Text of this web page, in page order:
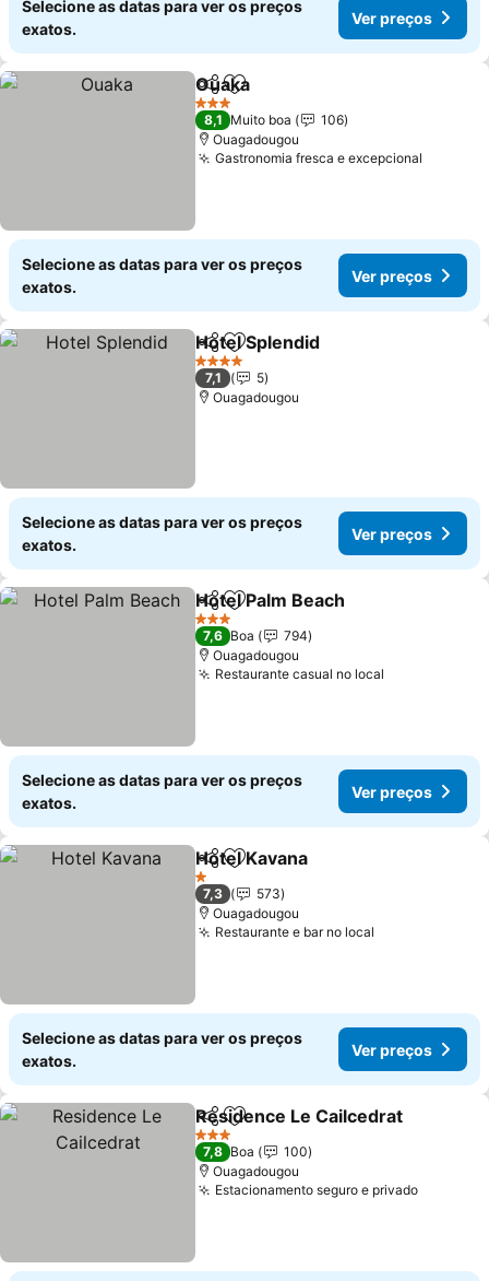
Selecione as datas para ver os preços
exatos.
Ver preços
PartilharAdicionar aos favoritos
Ouaka
3 Estrelas
8,1 Muito boa
106
Ouagadougou
Gastronomia fresca e excepcional
Selecione as datas para ver os preços
exatos.
Ver preços
PartilharAdicionar aos favoritos
Hotel Splendid
4 Estrelas
7,1
5
Ouagadougou
Selecione as datas para ver os preços
exatos.
Ver preços
PartilharAdicionar aos favoritos
Hotel Palm Beach
3 Estrelas
7,6 Boa
794
Ouagadougou
Restaurante casual no local
Selecione as datas para ver os preços
exatos.
Ver preços
PartilharAdicionar aos favoritos
Hotel Kavana
1 Estrelas
7,3
573
Ouagadougou
Restaurante e bar no local
Selecione as datas para ver os preços
exatos.
Ver preços
PartilharAdicionar aos favoritos
Residence Le Cailcedrat
3 Estrelas
7,8 Boa
100
Ouagadougou
Estacionamento seguro e privadoVer